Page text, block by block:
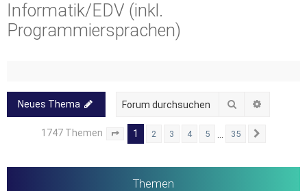
Informatik/EDV (inkl.
Programmiersprachen)
Neues Thema Suche
1747 Themen Seite von 35
1 2 3 4 5 35
Themen